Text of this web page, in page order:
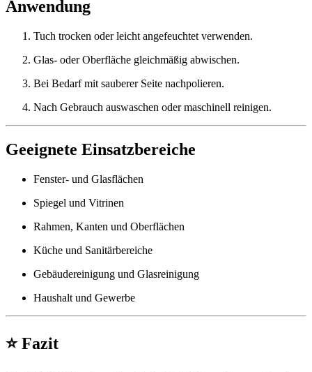
Anwendung
Tuch trocken oder leicht angefeuchtet verwenden.
Glas- oder Oberfläche gleichmäßig abwischen.
Bei Bedarf mit sauberer Seite nachpolieren.
Nach Gebrauch auswaschen oder maschinell reinigen.
Geeignete Einsatzbereiche
Fenster- und Glasflächen
Spiegel und Vitrinen
Rahmen, Kanten und Oberflächen
Küche und Sanitärbereiche
Gebäudereinigung und Glasreinigung
Haushalt und Gewerbe
⭐Fazit